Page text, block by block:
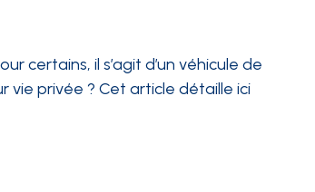
certains, il s’agit d’un véhicule de
vie privée ? Cet article détaille ici